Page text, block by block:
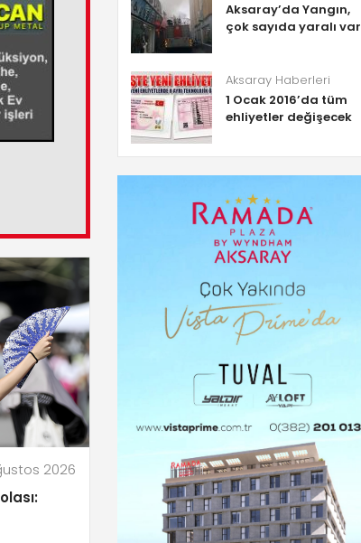
2026
Aksaray’da Yangın,
çok sayıda yaralı var
Aksaray Haberleri
1 Ocak 2016’da tüm
ehliyetler değişecek